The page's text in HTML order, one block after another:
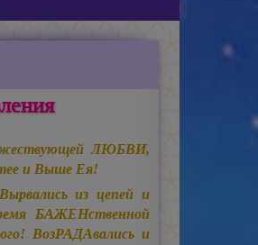
ЛЮБВИ,
и Выше Ея!
из цепей и
БАЖЕНственной
ВозРАДАвались и